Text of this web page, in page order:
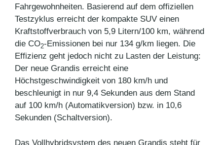
Fahrgewohnheiten. Basierend auf dem offiziellen
Testzyklus erreicht der kompakte SUV einen
Kraftstoffverbrauch von 5,9 Litern/100 km, während
die CO2-Emissionen bei nur 134 g/km liegen. Die
Effizienz geht jedoch nicht zu Lasten der Leistung:
Der neue Grandis erreicht eine
Höchstgeschwindigkeit von 180 km/h und
beschleunigt in nur 9,4 Sekunden aus dem Stand
auf 100 km/h (Automatikversion) bzw. in 10,6
Sekunden (Schaltversion).
Das Vollhybridsystem des neuen Grandis steht für